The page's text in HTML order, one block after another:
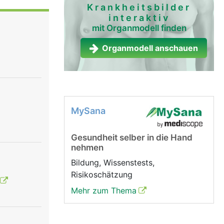
der
Krankheitsbilder
interaktiv
mit Organmodell finden
Organmodell anschauen
MySana
Gesundheit selber in die Hand
nehmen
Bildung, Wissenstests,
Risikoschätzung
Mehr zum Thema